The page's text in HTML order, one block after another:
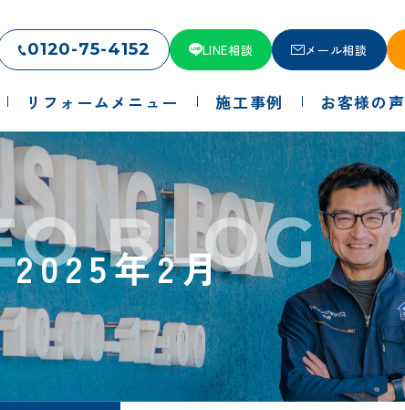
0120-75-4152 LINE相談 メール相談
リフォームメニュー 施工事例 お客様の声
2025年2月
BLOG